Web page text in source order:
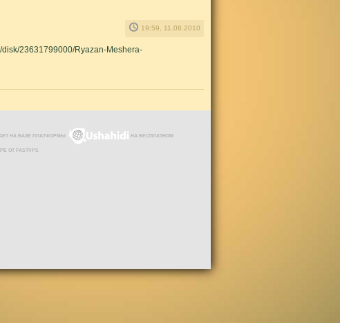
19:59, 11.08.2010
23631799000/Ryazan-Meshera-
НА БАЗЕ ПЛАТФОРМЫ НА БЕСПЛАТНОМ
ОТ FASTVPS